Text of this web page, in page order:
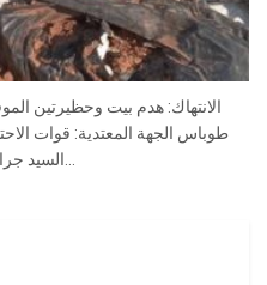
الانتهاك: هدم بيت وحظيرتين
طوباس الجهة المعتدية: قوات
السيد جراح ابو صقر تفاصيل الانتهاك: شهد تجمع...